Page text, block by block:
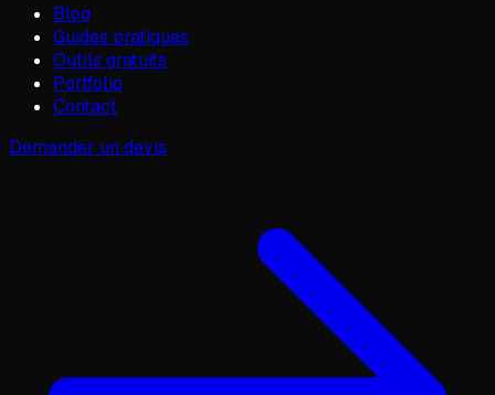
Blog
Guides pratiques
Outils gratuits
Portfolio
Contact
Demander un devis